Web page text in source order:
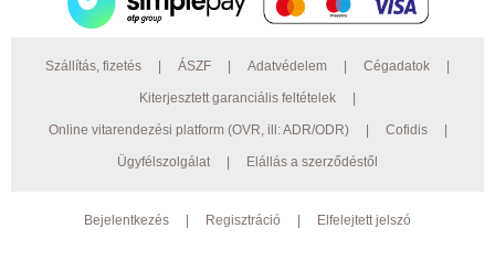
Szállítás, fizetés ÁSZF Adatvédelem Cégadatok
Kiterjesztett garanciális feltételek
Online vitarendezési platform (OVR, ill: ADR/ODR) Cofidis
Ügyfélszolgálat Elállás a szerződéstől
Bejelentkezés Regisztráció Elfelejtett jelszó